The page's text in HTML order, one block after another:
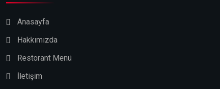
Anasayfa
Hakkımızda
Restorant Menü
İletişim